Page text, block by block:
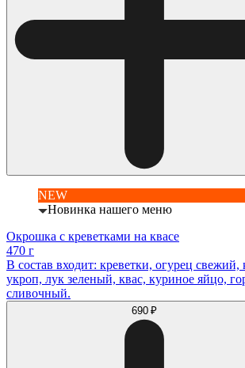
NEW
Новинка нашего меню
Окрошка с креветками на квасе
470 г
В состав входит: креветки, огурец свежий,
укроп, лук зеленый, квас, куриное яйцо,
сливочный.
690 ₽